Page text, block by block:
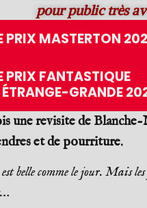
pour public très
PRIX MASTERTON
PRIX FANTASTIQUE
GRANDE
une revisite de Blanche-
et de pourriture.
belle comme le jour. Mais les